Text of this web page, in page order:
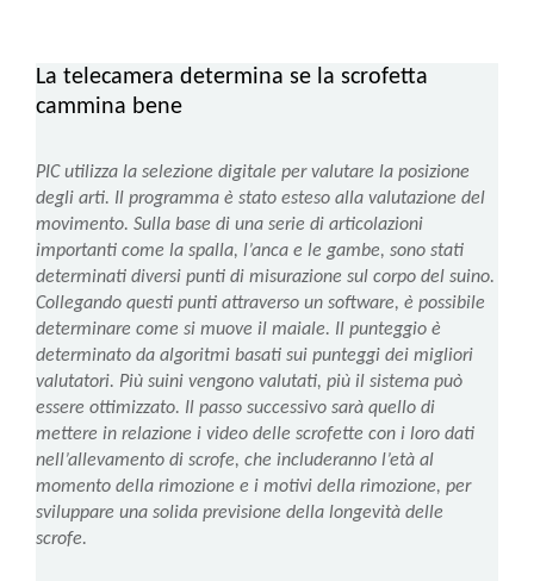
La telecamera determina se la scrofetta
cammina bene
PIC utilizza la selezione digitale per valutare la posizione
degli arti. Il programma è stato esteso alla valutazione del
movimento. Sulla base di una serie di articolazioni
importanti come la spalla, l’anca e le gambe, sono stati
determinati diversi punti di misurazione sul corpo del suino.
Collegando questi punti attraverso un software, è possibile
determinare come si muove il maiale. Il punteggio è
determinato da algoritmi basati sui punteggi dei migliori
valutatori. Più suini vengono valutati, più il sistema può
essere ottimizzato. Il passo successivo sarà quello di
mettere in relazione i video delle scrofette con i loro dati
nell’allevamento di scrofe, che includeranno l’età al
momento della rimozione e i motivi della rimozione, per
sviluppare una solida previsione della longevità delle
scrofe.